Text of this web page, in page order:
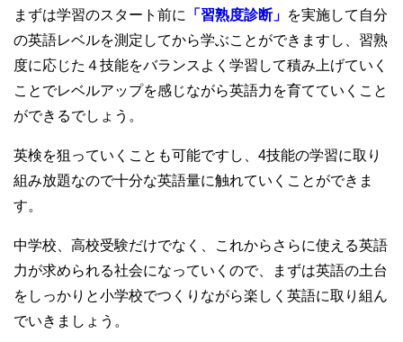
まずは学習のスタート前に 「習熟度診断」 を実施して自分
の英語レベルを測定してから学ぶことができますし、習熟
度に応じた４技能をバランスよく学習して積み上げていく
ことでレベルアップを感じながら英語力を育てていくこと
ができるでしょう。
英検を狙っていくことも可能ですし、4技能の学習に取り
組み放題なので十分な英語量に触れていくことができま
す。
中学校、高校受験だけでなく、これからさらに使える英語
力が求められる社会になっていくので、まずは英語の土台
をしっかりと小学校でつくりながら楽しく英語に取り組ん
でいきましょう。